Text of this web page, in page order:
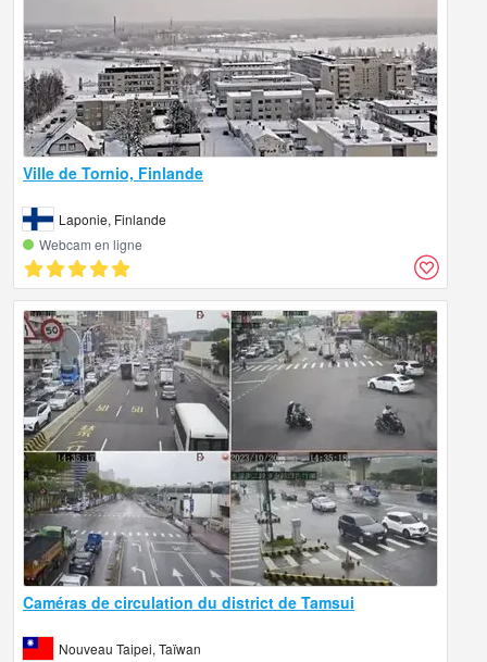
Ville de Tornio, Finlande
Laponie, Finlande
Webcam en ligne
Caméras de circulation du district de Tamsui
Nouveau Taipei, Taïwan